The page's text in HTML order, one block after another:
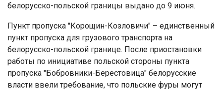
белорусско-польской границы выдано до 9 июня.
Пункт пропуска "Корощин-Козловичи" – единственный
пункт пропуска для грузового транспорта на
белорусско-польской границе. После приостановки
работы по инициативе польской стороны пункта
пропуска "Бобровники-Берестовица" белорусские
власти ввели требование, что польские фуры могут